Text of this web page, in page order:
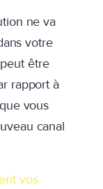
ne va
votre
être
rapport à
vous
canal
vos